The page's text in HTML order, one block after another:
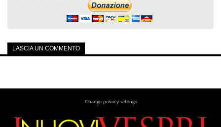
LASCIA UN COMMENTO
Change privacy settings